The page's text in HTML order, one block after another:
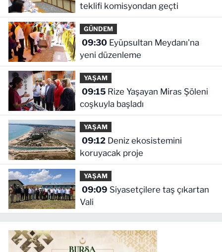
teklifi komisyondan geçti
GÜNDEM
09:30Eyüpsultan Meydanı'na
yeni düzenleme
YAŞAM
09:15Rize Yaşayan Miras Şöleni
coşkuyla başladı
YAŞAM
09:12Deniz ekosistemini
koruyacak proje
YAŞAM
09:09
Vali